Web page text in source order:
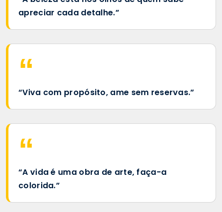
apreciar cada detalhe.”
“Viva com propósito, ame sem reservas.”
“A vida é uma obra de arte, faça-a
colorida.”